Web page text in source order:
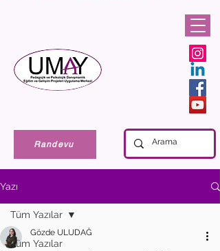
Randevu
Yazı
Tüm Yazılar
Tüm Yazılar
Gözde ULUDAĞ